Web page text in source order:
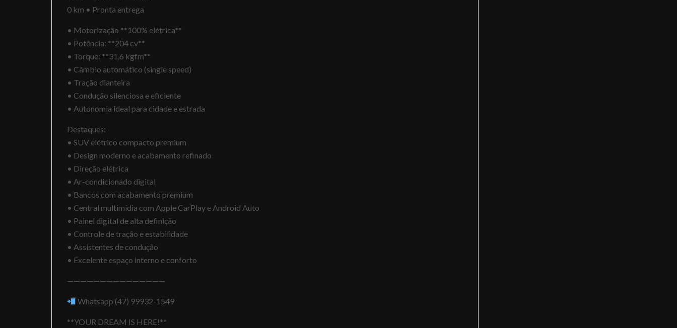
0 km • Pronta entrega
• Motorização **100% elétrica**
• Potência: **204 cv**
• Torque: **31,6 kgfm**
• Câmbio automático (single speed)
• Tração dianteira
• Condução silenciosa e eficiente
• Autonomia ideal para cidade e estrada
Destaques:
• SUV elétrico compacto premium
• Design moderno e acabamento refinado
• Direção elétrica
• Ar-condicionado digital
• Bancos com acabamento premium
• Central multimídia com Apple CarPlay e Android Auto
• Painel digital de alta definição
• Controle de tração e estabilidade
• Assistentes de condução
• Excelente espaço interno e conforto
———————————————
Whatsapp (47) 99932-1549
**YOUR DREAM IS HERE!**